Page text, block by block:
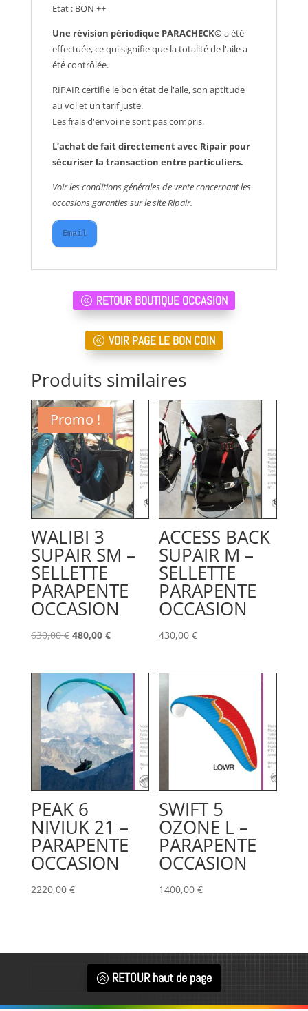
Etat : BON ++
Une révision périodique PARACHECK©a été
effectuée, ce qui signifie que la totalité de l'aile a
été contrôlée.
RIPAIR certifie le bon état de l'aile, son aptitude
au vol et un tarif juste.
Les frais d'envoi ne sont pas compris.
L’achat de fait directement avec Ripair pour
sécuriser la transaction entre particuliers.
Voir les conditions générales de vente concernant les
occasions garanties sur le site Ripair.
Email
RETOUR BOUTIQUE OCCASION
VOIR PAGE LE BON COIN
Produits similaires
Promo !
WALIBI 3
SUPAIR SM –
SELLETTE
PARAPENTE
OCCASION
630,00€ Le
initial
était :
630,00 €.
480,00 €Le
actuel
est :
480,00 €.
ACCESS BACK
SUPAIR M –
SELLETTE
PARAPENTE
OCCASION
430,00€
PEAK 6
NIVIUK 21 –
PARAPENTE
OCCASION
2220,00 €
SWIFT 5
OZONE L –
PARAPENTE
OCCASION
1400,00€
RETOUR haut de page